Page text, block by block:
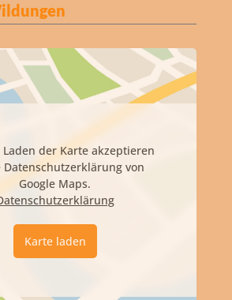
der Karte akzeptieren
Datenschutzerklärung von
Google Maps.
Karte laden